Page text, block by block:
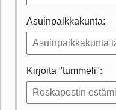
Asuinpaikkakunta:
Kirjoita "tummeli":